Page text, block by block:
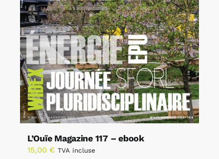
L’Ouïe Magazine 117 – ebook
15,00 € TVA incluse